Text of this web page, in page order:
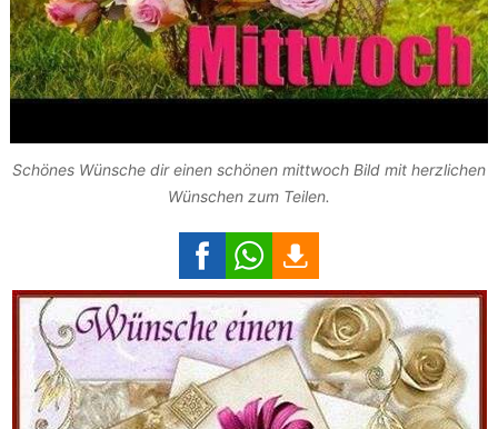
Schönes Wünsche dir einen schönen mittwoch Bild mit herzlichen
Wünschen zum Teilen.